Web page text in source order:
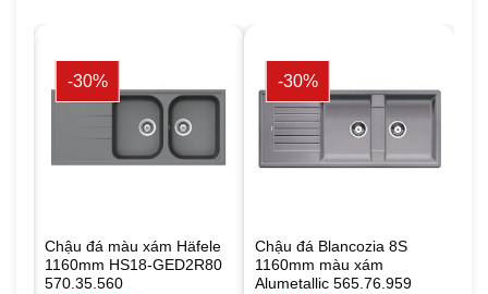
-30%
Chậu đá màu xám Häfele
1160mm HS18-GED2R80
570.35.560
-30%
Chậu đá Blancozia 8S
1160mm màu xám
Alumetallic 565.76.959